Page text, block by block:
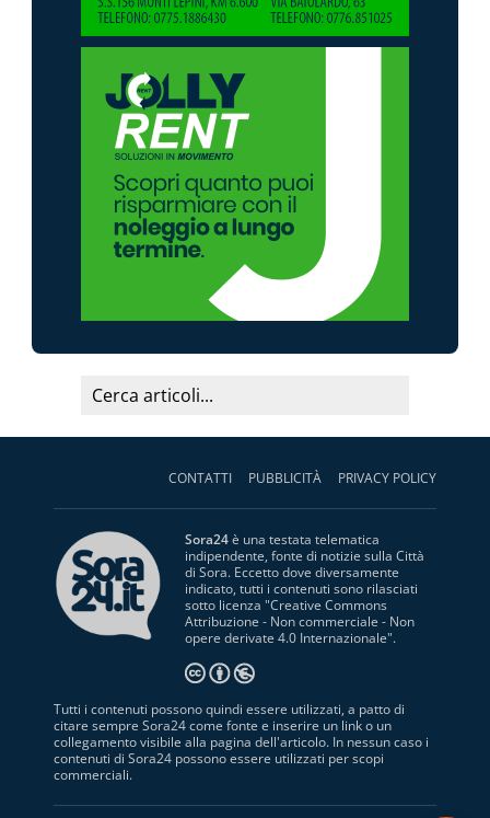
CONTATTI PUBBLICITÀ PRIVACY POLICY
Sora24è una testata telematica
indipendente, fonte di notizie sulla Città
di Sora. Eccetto dove diversamente
indicato, tutti i contenuti sono rilasciati
sotto licenza "Creative Commons
Attribuzione - Non commerciale - Non
opere derivate 4.0 Internazionale".
Tutti i contenuti possono quindi essere utilizzati, a patto di
citare sempre Sora24 come fonte e inserire un link o un
collegamento visibile alla pagina dell'articolo. In nessun caso i
contenuti di Sora24 possono essere utilizzati per scopi
commerciali.